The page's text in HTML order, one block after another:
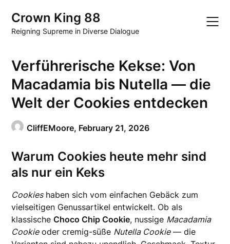
content
Crown King 88
Reigning Supreme in Diverse Dialogue
Verführerische Kekse: Von
Macadamia bis Nutella — die
Welt der Cookies entdecken
CliffEMoore, February 21, 2026
Warum Cookies heute mehr sind
als nur ein Keks
Cookieshaben sich vom einfachen Gebäck zum
vielseitigen Genussartikel entwickelt. Ob als
klassischeChoco Chip Cookie, nussige Macadamia
Cookieoder cremig-süße Nutella Cookie— die